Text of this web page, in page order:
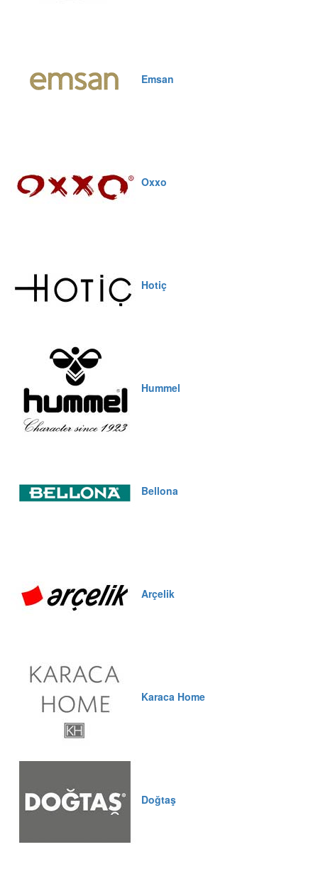
Emsan
Oxxo
Hotiç
Hummel
Bellona
Arçelik
Karaca Home
Doğtaş